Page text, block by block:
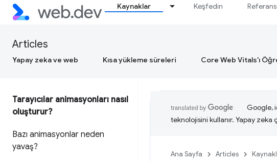
Kaynaklar Keşfedin
Articles
Yapay zeka ve web Kısa yükleme süreleri Core Web Vitals'ı
Tarayıcılar animasyonları nasıl
oluşturur?
Bazı animasyonlar neden
yavaş?
Google,
teknolojisini kullanır. Yapay
Ana Sayfa Articles